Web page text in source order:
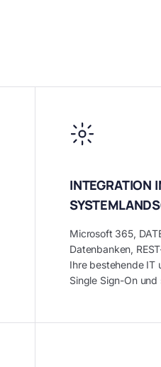
INTEGRATION
Microsoft 365,
Datenbanken,
Ihre bestehende
Single Sign-On